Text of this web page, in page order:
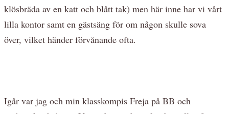
klösbräda av en katt och blått tak) men här inne har vi vårt
lilla kontor samt en gästsäng för om någon skulle sova
över, vilket händer förvånande ofta.
Igår var jag och min klasskompis Freja på BB och